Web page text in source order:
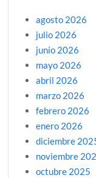
agosto 2026
julio 2026
junio 2026
mayo 2026
abril 2026
marzo 2026
febrero 2026
enero 2026
diciembre
noviembre
octubre 2025